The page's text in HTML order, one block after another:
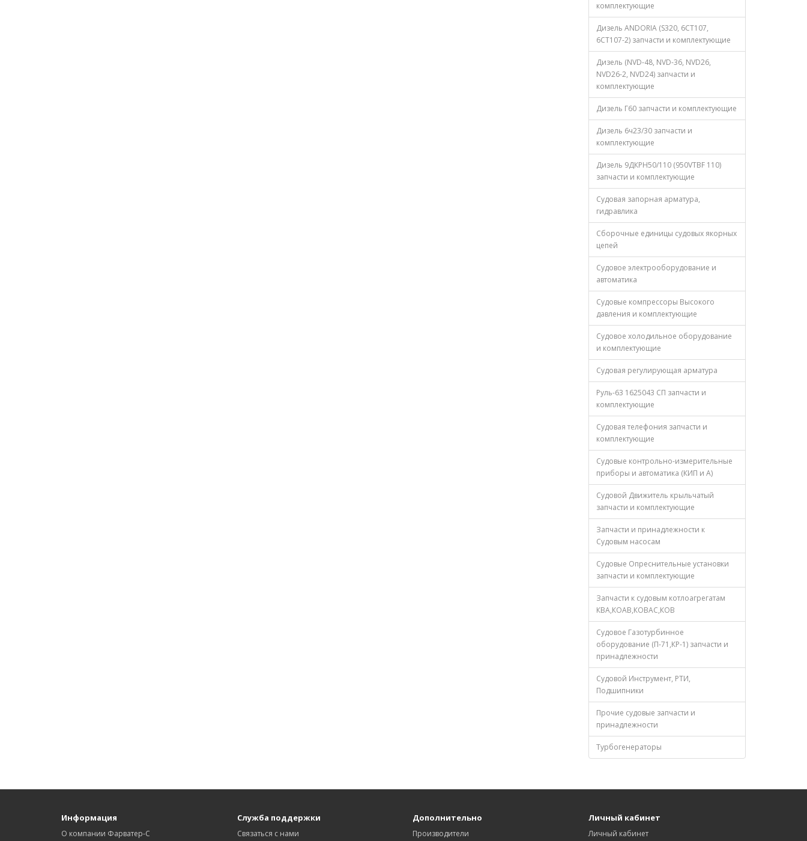
комплектующие
Дизель ANDORIA (S320, 6CT107,
6CT107-2) запчасти и комплектующие
Дизель (NVD-48, NVD-36, NVD26,
NVD26-2, NVD24) запчасти и
комплектующие
Дизель Г60 запчасти и комплектующие
Дизель 6ч23/30 запчасти и
комплектующие
Дизель 9ДКРН50/110 (950VTBF 110)
запчасти и комплектующие
Судовая запорная арматура,
гидравлика
Сборочные единицы судовых якорных
цепей
Судовое электрооборудование и
автоматика
Судовые компрессоры Высокого
давления и комплектующие
Судовое холодильное оборудование
и комплектующие
Судовая регулирующая арматура
Руль-63 1625043 СП запчасти и
комплектующие
Судовая телефония запчасти и
комплектующие
Судовые контрольно-измерительные
приборы и автоматика (КИП и А)
Судовой Движитель крыльчатый
запчасти и комплектующие
Запчасти и принадлежности к
Судовым насосам
Судовые Опреснительные установки
запчасти и комплектующие
Запчасти к судовым котлоагрегатам
КВА,КОАВ,КОВАС,КОВ
Судовое Газотурбинное
оборудование (П-71,КР-1) запчасти и
принадлежности
Судовой Инструмент, РТИ,
Подшипники
Прочие судовые запчасти и
принадлежности
Турбогенераторы
Информация
О компании Фарватер-С
Служба поддержки
Связаться с нами
Дополнительно
Производители
Личный кабинет
Личный кабинет